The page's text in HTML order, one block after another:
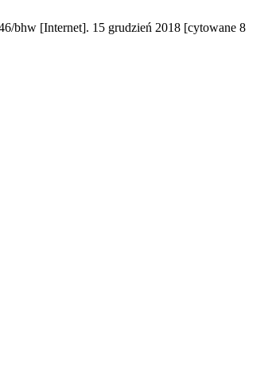
bhw [Internet]. 15 grudzień 2018 [cytowane 8